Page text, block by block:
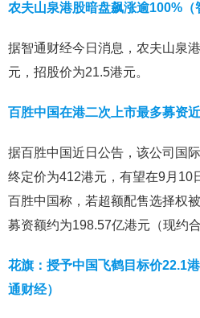
农夫山泉港股暗盘飙涨逾100%（
据智通财经今日消息，农夫山泉
元，招股价为21.5港元。
百胜中国在港二次上市最多募资
据百胜中国近日公告，该公司国
终定价为412港元，有望在9月10
百胜中国称，若超额配售选择权
募资额约为198.57亿港元（现约
花旗：授予中国飞鹤目标价22.1
通财经）